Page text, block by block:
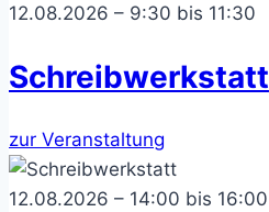
12.08.2026 – 9:30 bis 11:30
Schreibwerkstatt
zur Veranstaltung
12.08.2026 – 14:00 bis 16:00